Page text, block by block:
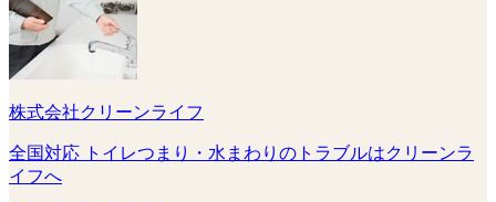
株式会社クリーンライフ
全国対応 トイレつまり・水まわりのトラブルはクリーンラ
イフへ